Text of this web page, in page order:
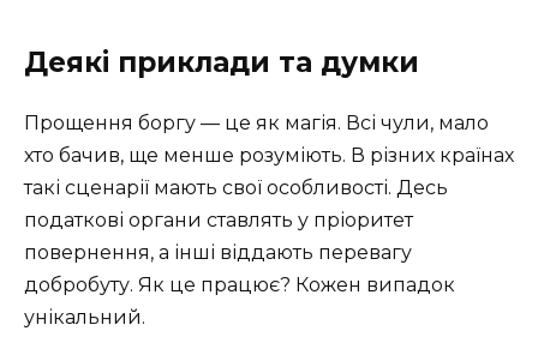
Деякі приклади та думки
Прощення боргу — це як магія. Всі чули, мало
хто бачив, ще менше розуміють. В різних країнах
такі сценарії мають свої особливості. Десь
податкові органи ставлять у пріоритет
повернення, а інші віддають перевагу
добробуту. Як це працює? Кожен випадок
унікальний.